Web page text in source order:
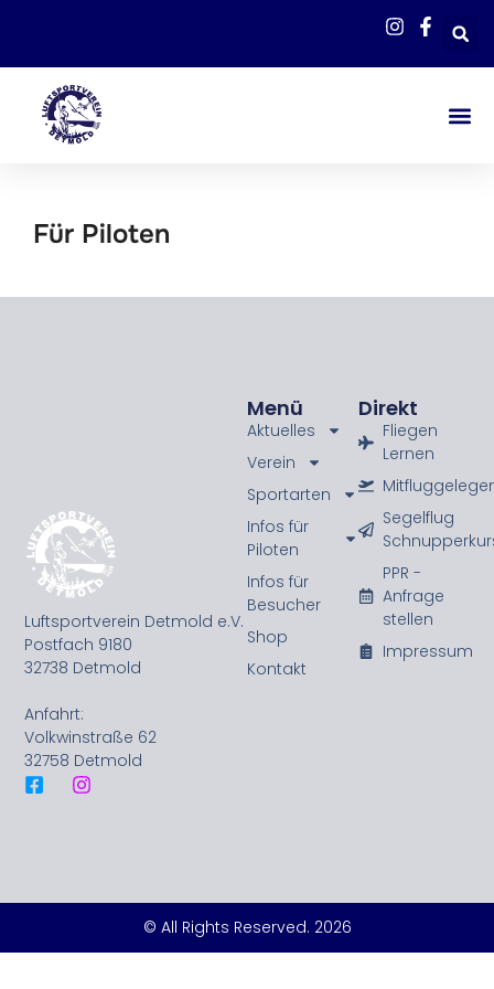
Für Piloten
Luftsportverein Detmold e.V.
Postfach 9180
32738 Detmold
Anfahrt:
Volkwinstraße 62
32758 Detmold
Direkt
Fliegen
Lernen
Segelflug
PPR -
Anfrage
stellen
Impressum
Menü
Aktuelles
Verein
Sportarten
Infos für
Piloten
Infos für
Besucher
Shop
Kontakt
© All Rights Reserved. 2026